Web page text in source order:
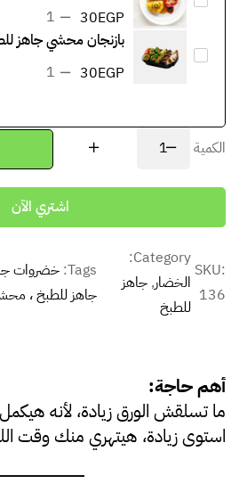
30EGP
بازنجان محشي جاهز
30EGP
الكمية
اشتري الآن
SKU:
136
Category:
الخضار, جاهز
للطبخ
Tags: خضروات
جاهز للطبخ ،
أهم حاجة:
ما تسلقش الورق زيادة، لأنه
استوى زيادة، هيتهري منك وقت